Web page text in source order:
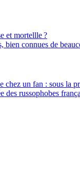
et mortellle ?
bien connues de
chez un fan : sous la
des russophobes